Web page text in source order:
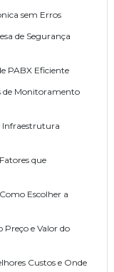
sem Erros
de Segurança
PABX Eficiente
de Monitoramento
Infraestrutura
que
Escolher a
Preço e Valor do
Custos e Onde